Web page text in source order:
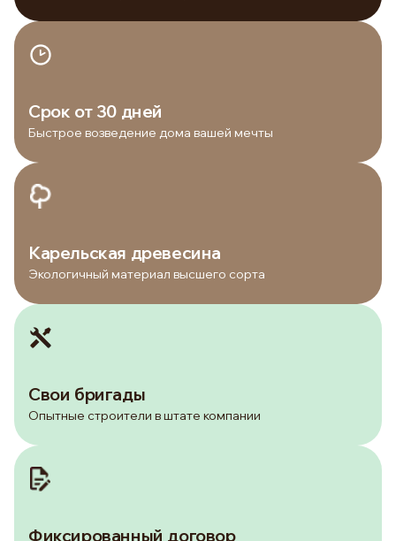
Срок от 30 дней
Быстрое возведение дома вашей мечты
Карельская древесина
Экологичный материал высшего сорта
Свои бригады
Опытные строители в штате компании
Фиксированный договор